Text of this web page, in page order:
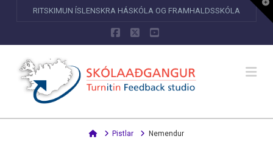
RITSKIMUN ÍSLENSKRA HÁSKÓLA OG FRAMHALDSSKÓLA
Facebook
X YouTube
HomePistlar Nemendur